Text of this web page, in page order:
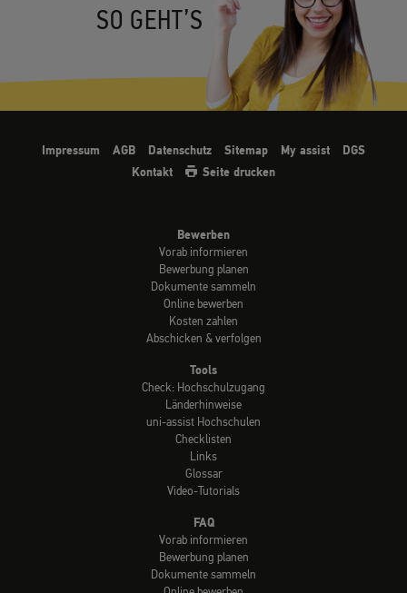
SO GEHT’S
Impressum AGB Datenschutz Sitemap My assist
DGS
Kontakt
Seite drucken
Bewerben
Vorab informieren
Bewerbung planen
Dokumente sammeln
Online bewerben
Kosten zahlen
Abschicken & verfolgen
Tools
Check: Hochschulzugang
Länderhinweise
uni-assist Hochschulen
Checklisten
Links
Glossar
Video-Tutorials
FAQ
Vorab informieren
Bewerbung planen
Dokumente sammeln